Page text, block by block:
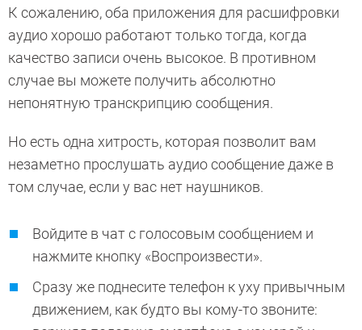
К сожалению, оба приложения для расшифровки
аудио хорошо работают только тогда, когда
качество записи очень высокое. В противном
случае вы можете получить абсолютно
непонятную транскрипцию сообщения.
Но есть одна хитрость, которая позволит вам
незаметно прослушать аудио сообщение даже в
том случае, если у вас нет наушников.
Войдите в чат с голосовым сообщением и
нажмите кнопку «Воспроизвести».
Сразу же поднесите телефон к уху привычным
движением, как будто вы кому-то звоните: